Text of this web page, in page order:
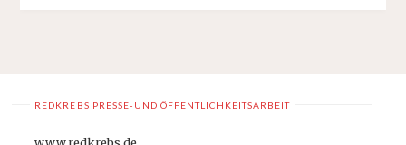
REDKREBS PRESSE-UND ÖFFENTLICHKEITSARBEIT
www.redkrebs.de